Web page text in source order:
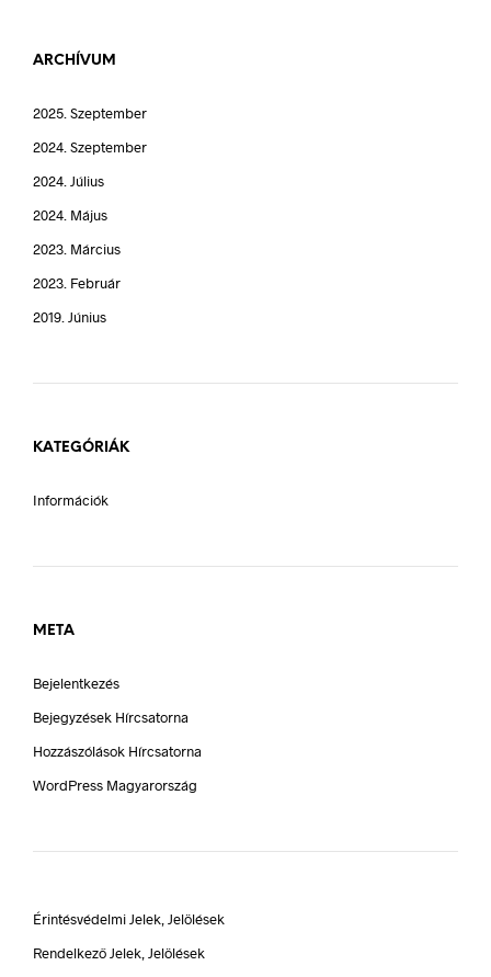
ARCHÍVUM
2025. Szeptember
2024. Szeptember
2024. Július
2024. Május
2023. Március
2023. Február
2019. Június
KATEGÓRIÁK
Információk
META
Bejelentkezés
Bejegyzések Hírcsatorna
Hozzászólások Hírcsatorna
WordPress Magyarország
Érintésvédelmi Jelek, Jelölések
Rendelkező Jelek, Jelölések